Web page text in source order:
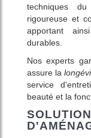
techniques
rigoureuse et
apportant
durables.
Nos experts
assure la
service
beauté et la